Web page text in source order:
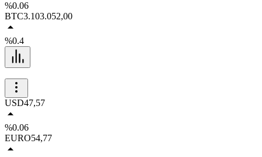
%0.06
BTC3.103.052,00
%0.4
USD47,57
%0.06
EURO54,77